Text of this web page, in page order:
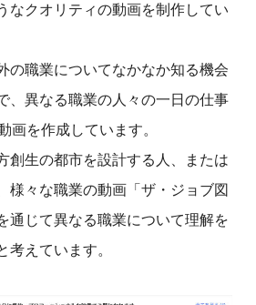
なクオリティの動画を制作してい
の職業についてなかなか知る機会
、異なる職業の人々の一日の仕事
画を作成しています。
創生の都市を設計する人、または
様々な職業の動画「ザ・ジョブ図
通じて異なる職業について理解を
考えています。